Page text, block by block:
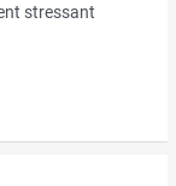
stressant